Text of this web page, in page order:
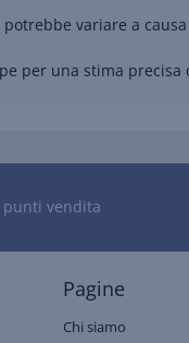
variare a
per una stima
vendita
Pagine
Chi siamo